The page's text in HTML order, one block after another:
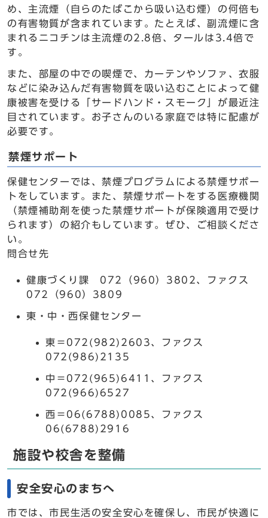
め、主流煙（自らのたばこから吸い込む煙）の何倍も
の有害物質が含まれています。たとえば、副流煙に含
まれるニコチンは主流煙の2.8倍、タールは3.4倍で
す。
また、部屋の中での喫煙で、カーテンやソファ、衣服
などに染み込んだ有害物質を吸い込むことによって健
康被害を受ける「サードハンド・スモーク」が最近注
目されています。お子さんのいる家庭では特に配慮が
必要です。
禁煙サポート
保健センターでは、禁煙プログラムによる禁煙サポー
トをしています。また、禁煙サポートをする医療機関
（禁煙補助剤を使った禁煙サポートが保険適用で受け
られます）の紹介もしています。ぜひ、ご相談くださ
い。
問合せ先
健康づくり課 072（960）3802、ファクス
072（960）3809
東・中・西保健センター
東＝072(982)2603、ファクス
072(986)2135
中＝072(965)6411、ファクス
072(966)6527
西＝06(6788)0085、ファクス
06(6788)2916
施設や校舎を整備
安全安心のまちへ
市では、市民生活の安全安心を確保し、市民が快適に